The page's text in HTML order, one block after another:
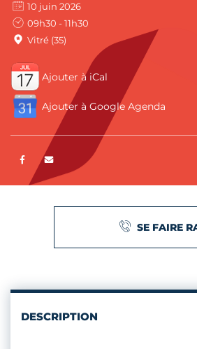
10 juin 2026
09h30 - 11h30
Vitré (35)
Ajouter à iCal
Ajouter à Google Agenda
Partager sur Facebook
ENVOYER PAR E-MAIL
SE FAIRE
DESCRIPTION